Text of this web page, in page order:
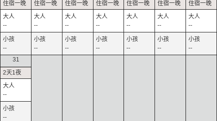
--
--
--
--
--
--
--
--
--
--
--
--
--
--
31
--
--